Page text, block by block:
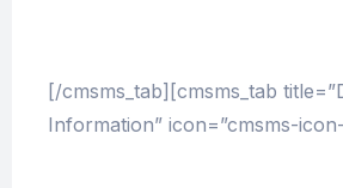
[/cmsms_tab][cmsms_tab
Information” icon=”cmsms-